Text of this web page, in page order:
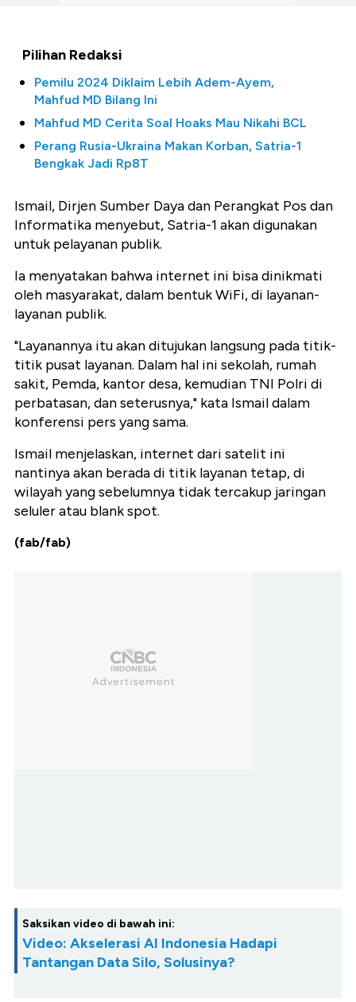
Pilihan Redaksi
Pemilu 2024 Diklaim Lebih Adem-Ayem,
Mahfud MD Bilang Ini
Mahfud MD Cerita Soal Hoaks Mau Nikahi BCL
Perang Rusia-Ukraina Makan Korban, Satria-1
Bengkak Jadi Rp8T
Ismail, Dirjen Sumber Daya dan Perangkat Pos dan
Informatika menyebut, Satria-1 akan digunakan
untuk pelayanan publik.
Ia menyatakan bahwa internet ini bisa dinikmati
oleh masyarakat, dalam bentuk WiFi, di layanan-
layanan publik.
"Layanannya itu akan ditujukan langsung pada titik-
titik pusat layanan. Dalam hal ini sekolah, rumah
sakit, Pemda, kantor desa, kemudian TNI Polri di
perbatasan, dan seterusnya," kata Ismail dalam
konferensi pers yang sama.
Ismail menjelaskan, internet dari satelit ini
nantinya akan berada di titik layanan tetap, di
wilayah yang sebelumnya tidak tercakup jaringan
seluler atau blank spot.
(fab/fab)
Saksikan video di bawah ini:
Video: Akselerasi AI Indonesia Hadapi
Tantangan Data Silo, Solusinya?